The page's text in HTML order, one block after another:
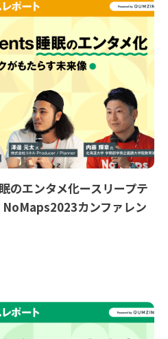
エンタメ化ースリープテ
カンファレン